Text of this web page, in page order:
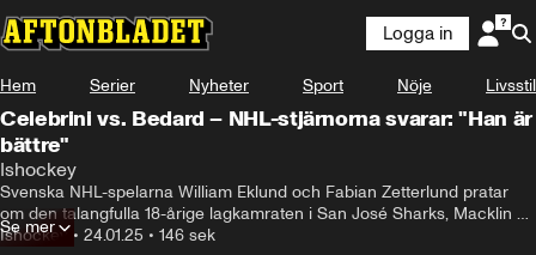
Logga in
Hem Serier Nyheter Sport Nöje Livsstil
Celebrini vs. Bedard – NHL-stjärnorna svarar: "Han är
bättre"
Ishockey
Svenska NHL-spelarna William Eklund och Fabian Zetterlund pratar
om den talangfulla 18-årige lagkamraten i San José Sharks, Macklin
Celebrini.
Ishockey• 24.01.25 • 146 sek
Se mer